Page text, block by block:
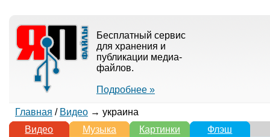
Бесплатный сервис
для хранения и
публикации медиа-
файлов.
Подробнее »
Главная / Видео→ украина
Видео
Музыка Картинки
Флэш